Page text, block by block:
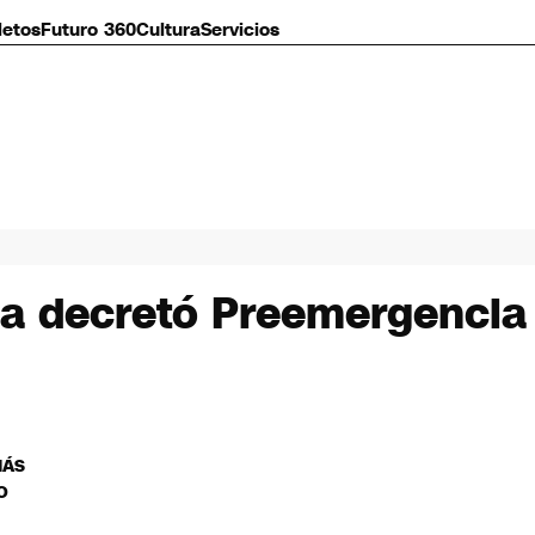
Futuro 360CulturaServicios
decretó